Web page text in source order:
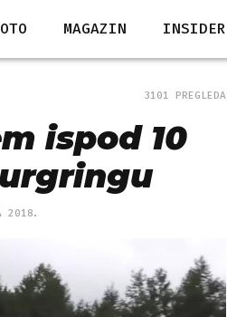
MAGAZIN INSIDER
3101 PREGLEDA
ispod 10
2018.